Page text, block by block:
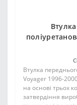
Втулка
Voyager 1996-
на основі трьох
затвердіння